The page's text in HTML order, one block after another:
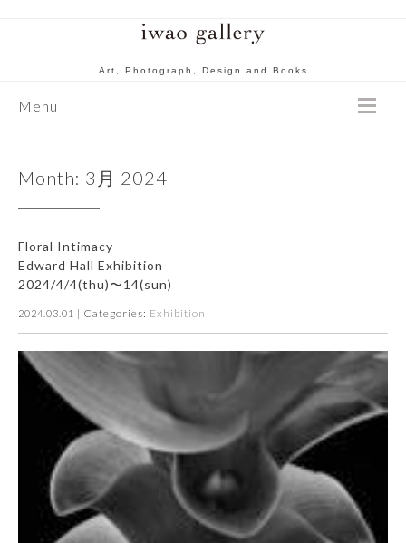
Art, Photograph, Design and Books
Menu
Month: 3月 2024
Floral Intimacy
Edward Hall Exhibition
2024/4/4(thu)〜14(sun)
2024.03.01 | Categories: Exhibition